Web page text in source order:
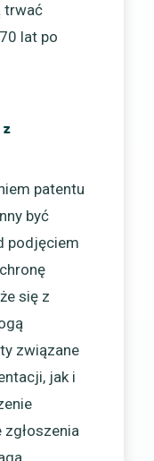
trwać
lat po
patentu
być
podjęciem
się z
związane
jak i